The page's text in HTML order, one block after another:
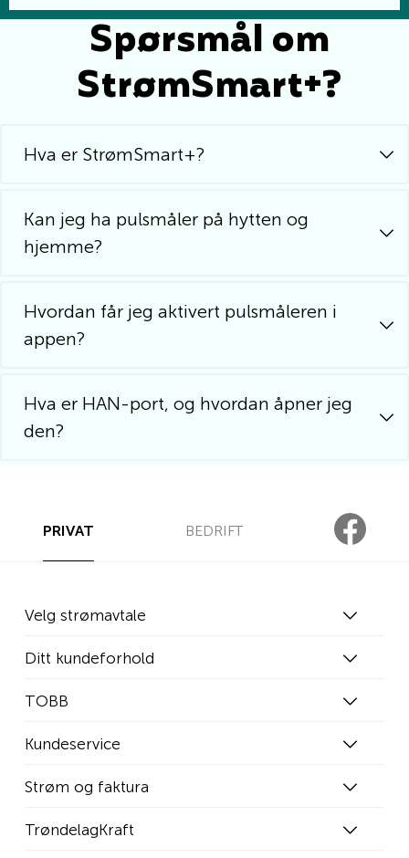
Spørsmål om
StrømSmart+?
Hva er StrømSmart+?
Kan jeg ha pulsmåler på hytten og
hjemme?
Hvordan får jeg aktivert pulsmåleren i
appen?
Hva er HAN-port, og hvordan åpner jeg
den?
PRIVAT BEDRIFT
Velg strømavtale
Ditt kundeforhold
TOBB
Kundeservice
Strøm og faktura
TrøndelagKraft